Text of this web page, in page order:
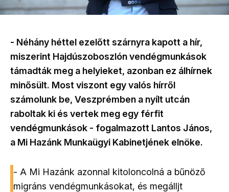
- Néhány héttel ezelőtt szárnyra kapott a hír,
miszerint Hajdúszoboszlón vendégmunkások
támadták meg a helyieket, azonban ez álhírnek
minősült. Most viszont egy valós hírről
számolunk be, Veszprémben a nyílt utcán
raboltak ki és vertek meg egy férfit
vendégmunkások - fogalmazott Lantos János,
a Mi Hazánk Munkaügyi Kabinetjének elnöke.
- A Mi Hazánk azonnal kitoloncolná a bűnöző
migráns vendégmunkásokat, és megálljt